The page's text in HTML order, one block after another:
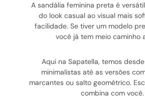
A sandália feminina preta é
do look casual ao visual mais
facilidade. Se tiver um modelo
você já tem meio caminho
Aqui na Sapatella, temos
minimalistas até as versões
marcantes ou salto geométrico.
combina com você.